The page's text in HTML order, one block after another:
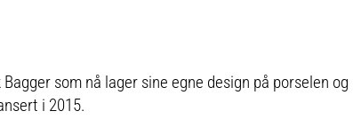
som nå lager sine egne design på porselen og
i 2015.